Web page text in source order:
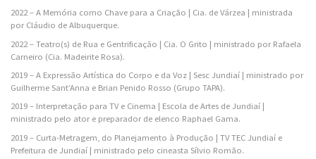
2022 – A Memória como Chave para a Criação | Cia. de Várzea | ministrada
por Cláudio de Albuquerque.
2022 – Teatro(s) de Rua e Gentrificação | Cia. O Grito | ministrado por Rafaela
Carneiro (Cia. Madeirite Rosa).
2019 – A Expressão Artística do Corpo e da Voz | Sesc Jundiaí | ministrado por
Guilherme Sant’Anna e Brian Penido Rosso (Grupo TAPA).
2019 – Interpretação para TV e Cinema | Escola de Artes de Jundiaí |
ministrado pelo ator e preparador de elenco Raphael Gama.
2019 – Curta-Metragem, do Planejamento à Produção | TV TEC Jundiaí e
Prefeitura de Jundiaí | ministrado pelo cineasta Sílvio Romão.